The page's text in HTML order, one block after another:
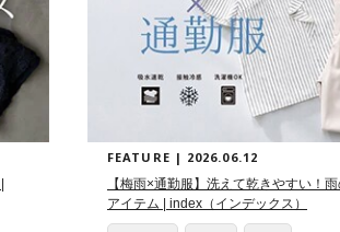
FEATURE | 2026.06.12
【梅雨×通勤服】洗えて乾きやすい！
アイテム | index（インデックス）